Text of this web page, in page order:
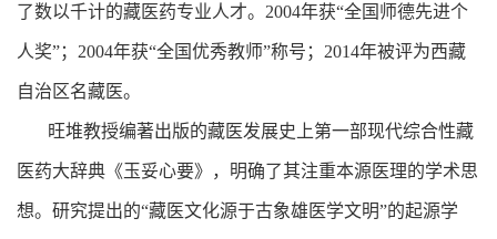
了数以千计的藏医药专业人才。2004年获“全国师德先进个
人奖”；2004年获“全国优秀教师”称号；2014年被评为西藏
自治区名藏医。
旺堆教授编著出版的藏医发展史上第一部现代综合性藏
医药大辞典《玉妥心要》，明确了其注重本源医理的学术思
想。研究提出的“藏医文化源于古象雄医学文明”的起源学